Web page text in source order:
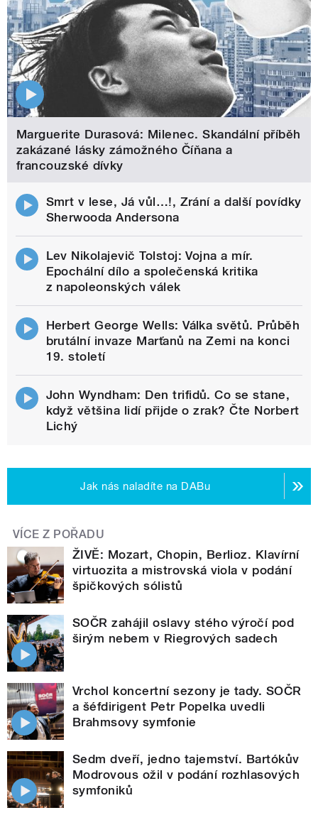
Marguerite Durasová: Milenec. Skandální příběh
zakázané lásky zámožného Číňana a
francouzské dívky
Smrt v lese, Já vůl…!, Zrání a další povídky
Sherwooda Andersona
Lev Nikolajevič Tolstoj: Vojna a mír.
Epochální dílo a společenská kritika
z napoleonských válek
Herbert George Wells: Válka světů. Průběh
brutální invaze Marťanů na Zemi na konci
19. století
John Wyndham: Den trifidů. Co se stane,
když většina lidí přijde o zrak? Čte Norbert
Lichý
Jak nás naladíte na DABu
VÍCE Z POŘADU
ŽIVĚ: Mozart, Chopin, Berlioz. Klavírní
virtuozita a mistrovská viola v podání
špičkových sólistů
SOČR zahájil oslavy stého výročí pod
širým nebem v Riegrových sadech
Vrchol koncertní sezony je tady. SOČR
a šéfdirigent Petr Popelka uvedli
Brahmsovy symfonie
Sedm dveří, jedno tajemství. Bartókův
Modrovous ožil v podání rozhlasových
symfoniků